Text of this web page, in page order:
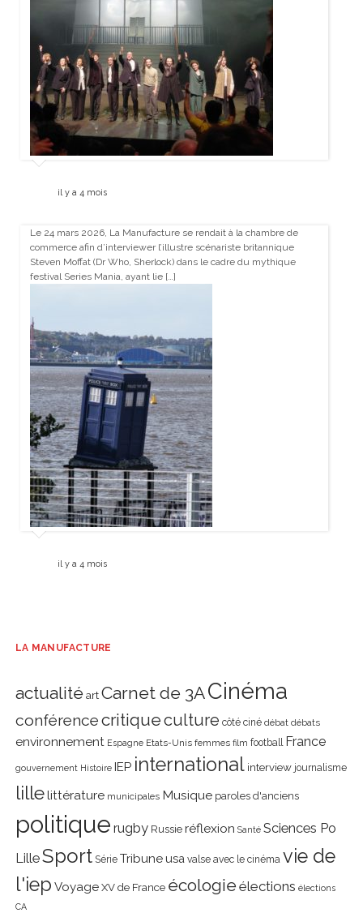
il y a 4 mois
Le 24 mars 2026, La Manufacture se rendait à la chambre de
commerce afin d’interviewer l’illustre scénariste britannique
Steven Moffat (Dr Who, Sherlock) dans le cadre du mythique
festival Series Mania, ayant lie […]
il y a 4 mois
LA MANUFACTURE
actualité art Carnet de 3ACinéma
conférencecritiqueculture côté ciné débat débats
environnement Espagne Etats-Unis femmes film football France
gouvernement Histoire IEP international interview journalisme
lillelittérature municipales Musique paroles d'anciens
politique rugby Russie réflexion Santé Sciences Po
LilleSport Série Tribune usa valse avec le cinéma vie de
l'iep Voyage XV de France écologie élections élections
CA